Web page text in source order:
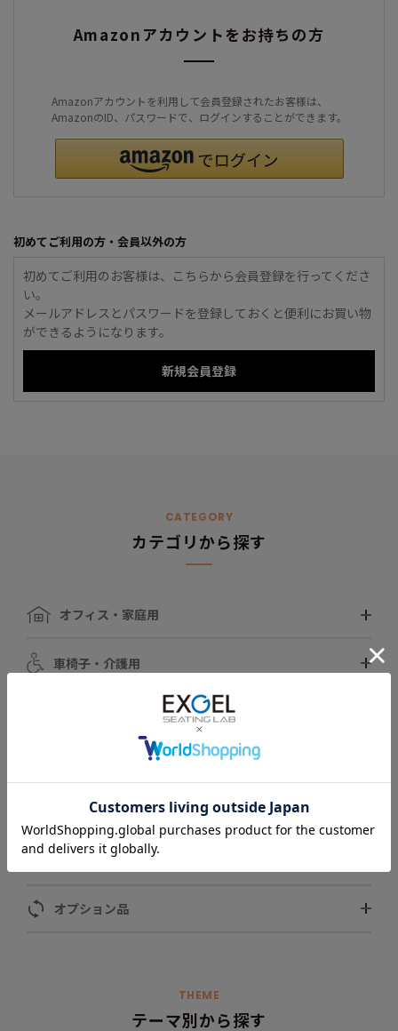
Amazonアカウントをお持ちの方
Amazonアカウントを利用して会員登録されたお客様は、
AmazonのID、パスワードで、ログインすることができます。
初めてご利用の方・会員以外の方
初めてご利用のお客様は、こちらから会員登録を行ってくださ
い。
メールアドレスとパスワードを登録しておくと便利にお買い物
ができるようになります。
CATEGORY
カテゴリから探す
オフィス・家庭用
車椅子・介護用
ペット用
モータースポーツ用
オプション品
THEME
テーマ別から探す